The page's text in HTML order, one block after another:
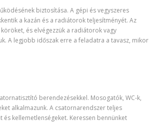
biztosítása. A gépi és vegyszeres
a kazán és a radiátorok teljesítményét. Az
és elvégezzük a radiátorok vagy
A legjobb időszak erre a feladatra a tavasz, mikor
berendezésekkel. Mosogatók, WC-k,
alkalmazunk. A csatornarendszer teljes
kellemetlenségeket. Keressen bennünket